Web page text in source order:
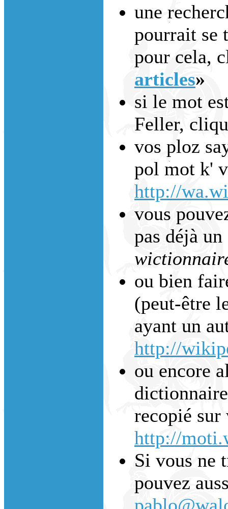
une
pourrait se
pour cela,
articles»
si le mot
Feller,
vos ploz
pol mot k'
http://
vous
pas déjà
ou bien
(peut-être
ayant un
http://
ou encore
recopié
http://
Si vous ne
pouvez